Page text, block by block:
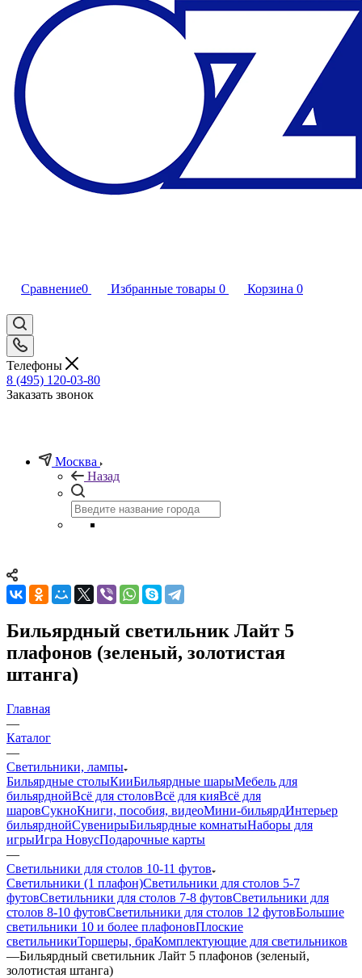
Сравнение0 Избранные товары 0 Корзина 0
Телефоны
8 (495) 120-03-80
Заказать звонок
Москва
Назад
Бильярдный светильник Лайт 5
плафонов (зеленый, золотистая
штанга)
Главная
—
Каталог
—
Светильники, лампы
Бильярдные столыКииБильярдные шарыМебель для
бильярднойВсё для столовВсё для кияВсё для
шаровСукноКниги, пособия, видеоМини-бильярдИнтерьер
бильярднойСувенирыБильярдные комнатыНаборы для
игрыИгра НовусПодарочные карты
—
Светильники для столов 10-11 футов
Светильники (1 плафон)Светильники для столов 5-7
футовСветильники для столов 7-8 футовСветильники для
столов 8-10 футовСветильники для столов 12 футовБольшие
светильники 10 и более плафоновПлоские
светильникиТоршеры, браКомплектующие для светильников
—Бильярдный светильник Лайт 5 плафонов (зеленый,
золотистая штанга)